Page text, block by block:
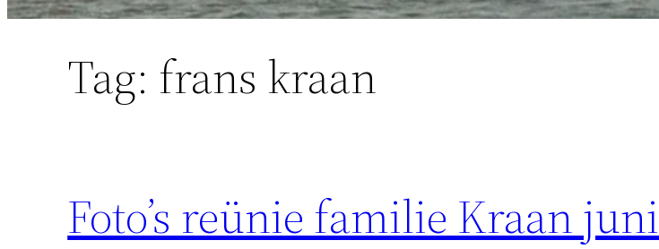
Tag: frans kraan
Foto’s reünie familie Kraan